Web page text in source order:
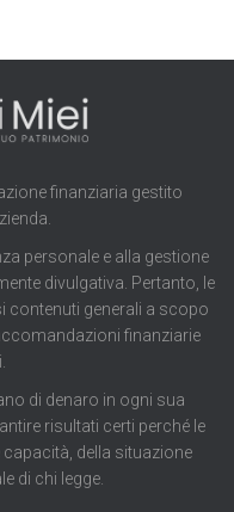
finanziaria gestito
personale e alla gestione
divulgativa. Pertanto, le
contenuti generali a scopo
finanziarie
di denaro in ogni sua
risultati certi perché le
della situazione
di chi legge.